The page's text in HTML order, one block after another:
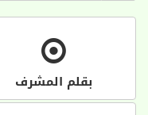
بقلم المشرف